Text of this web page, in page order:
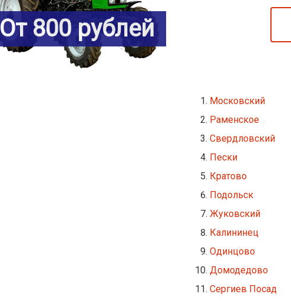
От 800 рублей
Московский
Раменское
Свердловский
Пески
Кратово
Подольск
Жуковский
Калининец
Одинцово
Домодедово
Сергиев Посад